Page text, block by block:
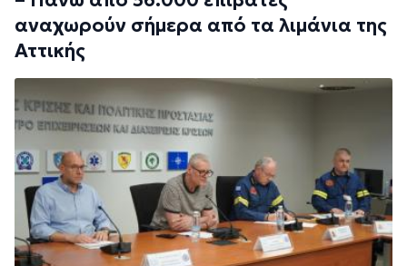
αναχωρούν σήμερα από τα λιμάνια της
Αττικής